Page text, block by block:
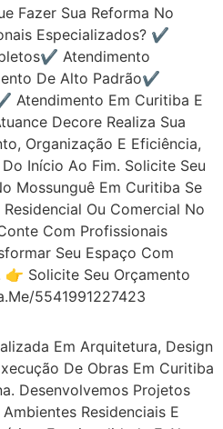
Fazer Sua Reforma No
Especializados? ✔️
Atendimento
De Alto Padrão✔️
Atendimento Em Curitiba E
Decore Realiza Sua
Organização E Eficiência,
Início Ao Fim. Solicite Seu
Mossunguê Em Curitiba Se
Ou Comercial No
Com Profissionais
Seu Espaço Com
Solicite Seu Orçamento
5541991227423
Em Arquitetura, Design
De Obras Em Curitiba
Desenvolvemos Projetos
Residenciais E